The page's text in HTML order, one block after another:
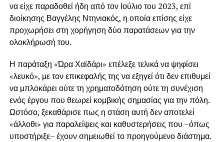
να είχε παραδοθεί ήδη από τον Ιούλιο του 2023, επί
διοίκησης Βαγγέλης Ντηνιακός, η οποία επίσης είχε
προχωρήσει στη χορήγηση δύο παρατάσεων για την
ολοκλήρωσή του.
Η παράταξη «Ώρα Χαϊδάρι» επέλεξε τελικά να ψηφίσει
«λευκό», με τον επικεφαλής της να εξηγεί ότι δεν επιθυμεί
να μπλοκάρει ούτε τη χρηματοδότηση ούτε τη συνέχιση
ενός έργου που θεωρεί κομβικής σημασίας για την πόλη.
Ωστόσο, ξεκαθάρισε πως η στάση αυτή δεν αποτελεί
«άλλοθι» για παραλείψεις και καθυστερήσεις που –όπως
υποστήριξε– έχουν σημειωθεί το προηγούμενο διάστημα.